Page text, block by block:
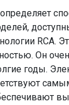
RCA.
Он
годы.